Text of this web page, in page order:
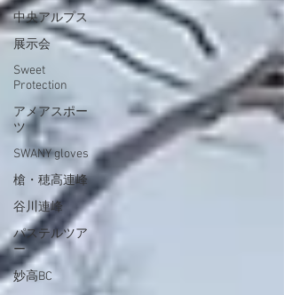
中央アルプス
展示会
Sweet
Protection
アメアスポー
ツ
SWANY gloves
槍・穂高連峰
谷川連峰
パステルツア
ー
妙高BC